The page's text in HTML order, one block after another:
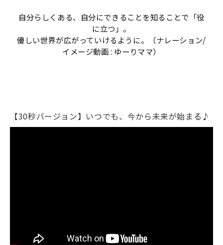
自分らしくある、自分にできることを知ることで「役
に立つ」。
優しい世界が広がっていけるように。（ナレーション/
イメージ動画 : ゆーりママ）
【30秒バージョン】いつでも、今から未来が始まる♪